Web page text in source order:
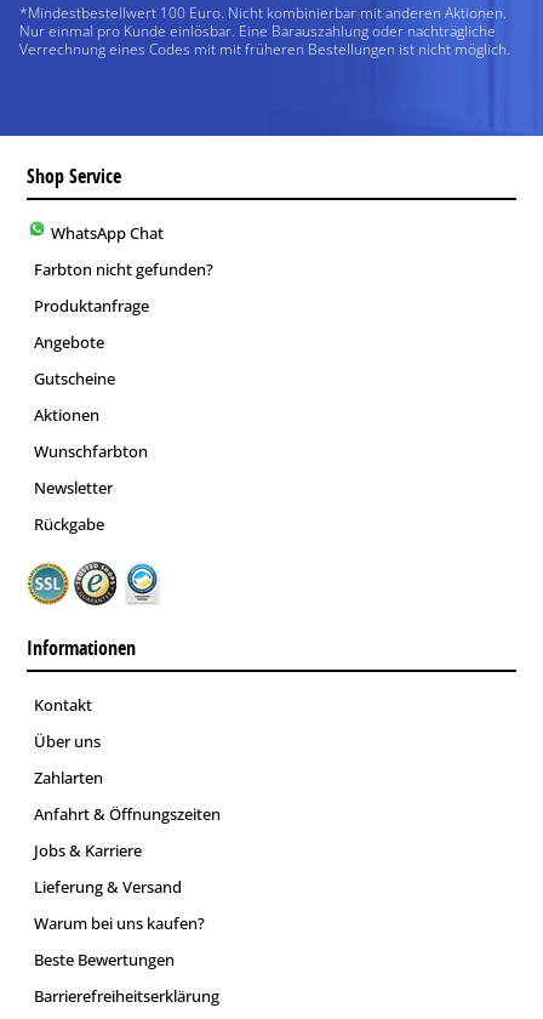
*Mindestbestellwert 100 Euro. Nicht kombinierbar mit anderen Aktionen.
Nur einmal pro Kunde einlösbar. Eine Barauszahlung oder nachträgliche
Verrechnung eines Codes mit mit früheren Bestellungen ist nicht möglich.
Shop Service
WhatsApp Chat
Farbton nicht gefunden?
Produktanfrage
Angebote
Gutscheine
Aktionen
Wunschfarbton
Newsletter
Rückgabe
Informationen
Kontakt
Über uns
Zahlarten
Anfahrt & Öffnungszeiten
Jobs & Karriere
Lieferung & Versand
Warum bei uns kaufen?
Beste Bewertungen
Barrierefreiheitserklärung